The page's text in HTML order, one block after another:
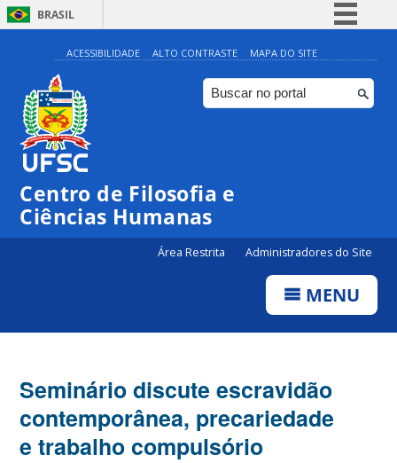
BRASIL
Simplifique!
Comunica BR
Participe
ACESSIBILIDADE ALTO CONTRASTE MAPA DO SITE
Centro de Filosofia e
Ciências Humanas
Área Restrita Administradores do Site
MENU
Seminário discute escravidão
contemporânea, precariedade
e trabalho compulsório